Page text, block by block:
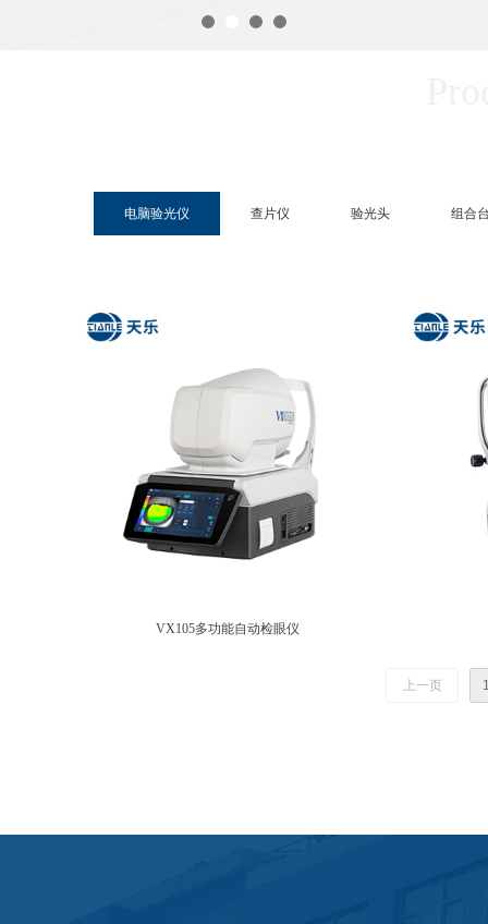
电脑验光仪 查片仪 验光头 组合
VX105多功能自动检眼仪
上一页